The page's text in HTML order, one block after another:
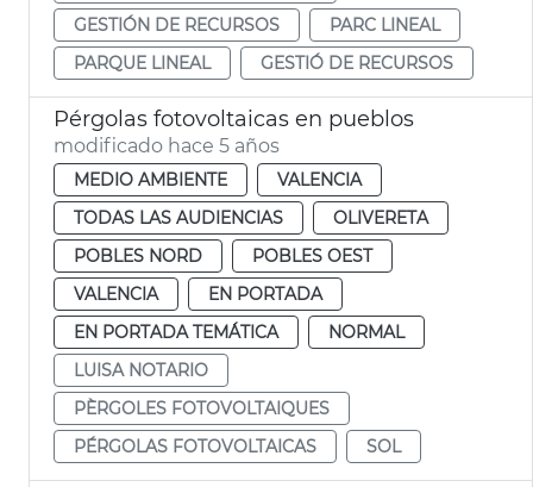
GESTIÓN DE RECURSOS
PARC LINEAL
PARQUE LINEAL
GESTIÓ DE RECURSOS
Pérgolas fotovoltaicas en pueblos
modificado hace 5 años
MEDIO AMBIENTE
VALENCIA
TODAS LAS AUDIENCIAS
OLIVERETA
POBLES NORD
POBLES OEST
VALENCIA
EN PORTADA
EN PORTADA TEMÁTICA
NORMAL
LUISA NOTARIO
PÈRGOLES FOTOVOLTAIQUES
PÉRGOLAS FOTOVOLTAICAS
SOL